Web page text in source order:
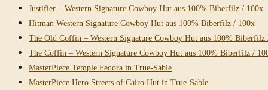
Justifier – Western Signature Cowboy Hut aus 100% Biberfilz / 100x
Hitman Western Signature Cowboy Hut aus 100% Biberfilz / 100x
The Old Coffin – Western Signature Cowboy Hut aus 100% Biberfilz
The Coffin – Western Signature Cowboy Hut aus 100% Biberfilz /
MasterPiece Temple Fedora in True-Sable
MasterPiece Hero Streets of Cairo Hut in True-Sable